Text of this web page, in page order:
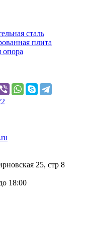
сталь
плита
25, стр 8
18:00